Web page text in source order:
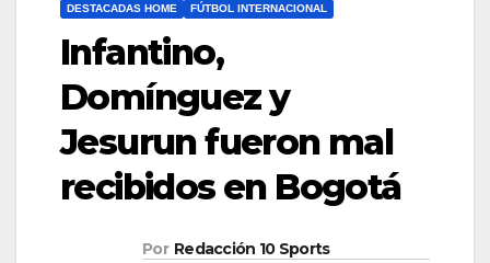
DESTACADAS HOME FÚTBOL INTERNACIONAL
Infantino,
Domínguez y
Jesurun fueron mal
recibidos en Bogotá
Por Redacción 10 Sports